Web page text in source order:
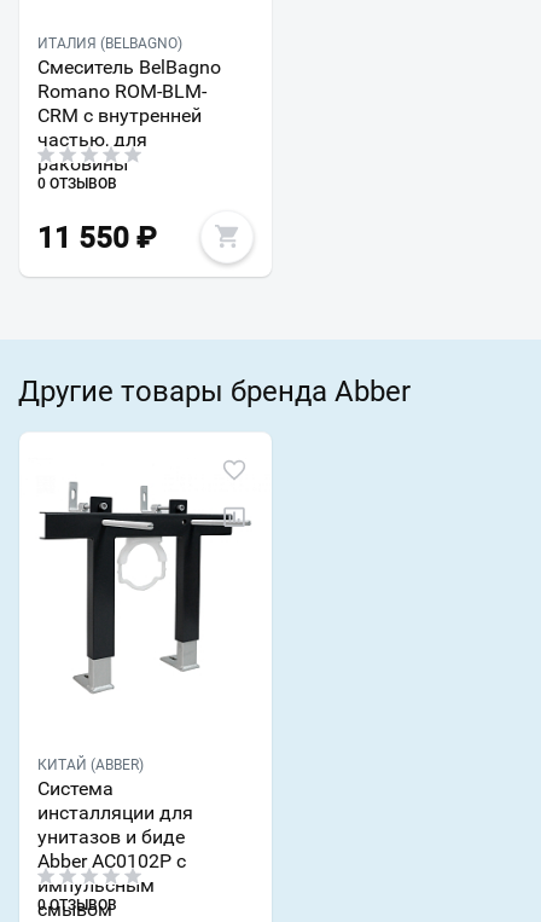
ИТАЛИЯ (BELBAGNO)
Смеситель BelBagno
Romano ROM-BLM-
CRM с внутренней
частью, для
раковины
0 ОТЗЫВОВ
11 550 ₽
Другие товары бренда Abber
КИТАЙ (ABBER)
Система
инсталляции для
унитазов и биде
Abber AC0102P с
импульсным
смывом
0 ОТЗЫВОВ